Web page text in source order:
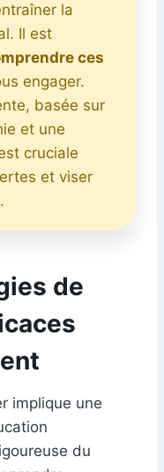
la
Il est
ces
engager.
basée sur
et une
cruciale
et viser
de
implique une
du